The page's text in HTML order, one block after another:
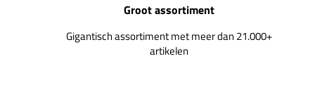
Groot assortiment
Gigantisch assortiment met meer dan 21.000+
artikelen